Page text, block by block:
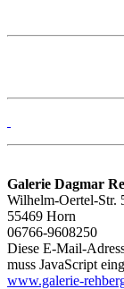
Galerie Dagmar
Wilhelm-Oertel-Str.
55469 Horn
06766-9608250
Diese E-Mail-
muss JavaScript
www.galerie-